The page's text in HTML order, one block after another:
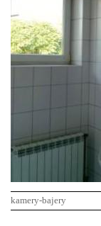
kamery-bajery